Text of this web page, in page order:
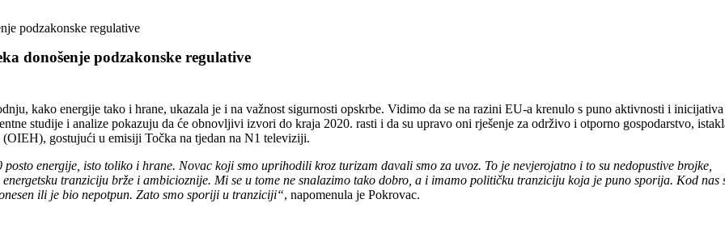
podzakonske regulative
donošenje podzakonske regulative
kako energije tako i hrane, ukazala je i na važnost sigurnosti opskrbe. Vidimo da se na razini EU-a krenulo s puno aktivnosti i
studije i analize pokazuju da će obnovljivi izvori do kraja 2020. rasti i da su upravo oni rješenje za održivo i otporno gospodarstvo,
gostujući u emisiji Točka na tjedan na N1 televiziji.
energije, isto toliko i hrane. Novac koji smo uprihodili kroz turizam davali smo za uvoz. To je nevjerojatno i to su nedopustive brojke,
tranziciju brže i ambicioznije. Mi se u tome ne snalazimo tako dobro, a i imamo političku tranziciju koja je puno sporija. Kod nas
ili je bio nepotpun. Zato smo sporiji u tranziciji“, napomenula je Pokrovac.